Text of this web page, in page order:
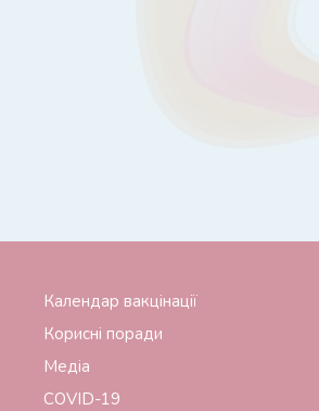
Календар вакцінації
Корисні поради
Медіа
СОVID-19